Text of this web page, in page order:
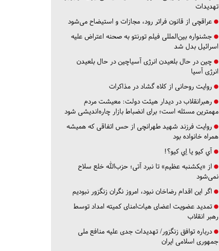
تهدیدات
عراقچی از قانون فراتر رود، مجازات و استیضاح می‌شود
جشنواره بین‌المللی فیلم تورنتو به صحنه اعتراض علیه
اسرائیل بدل شد
چین در حال بلعیدن انرژی آسیاچین در حال بلعیدن
انرژی آسیا
روایت روحانی از کلاه گشاد در مذاکرات
رهبرانقلاب در دیدار هیئت دولت: معیشت مردم
مهمترین مسئله است؛ برای انضباط بازار چاره‌اندیشی شود
روایت فرزند شهید طهرانچی از حس اتفاقی که همیشه
همراه خانواده بود
آي كيو يا اِي كيو؟!
از «یکشنبه عظیم» تا نبرد آتی؛ حزب‌الله خلع سلاح
نمی‌شود
اگر این اقدام رضاخان نبود، امروز نگران زنگزور نبودیم
تمدید عضویت اعضای هیات‌امنای کمیته امداد توسط
رهبر انقلاب
درباره توافق زنگزور/ تهدیدات جدی علیه منافع ملی
جمهوری اسلامی ایران